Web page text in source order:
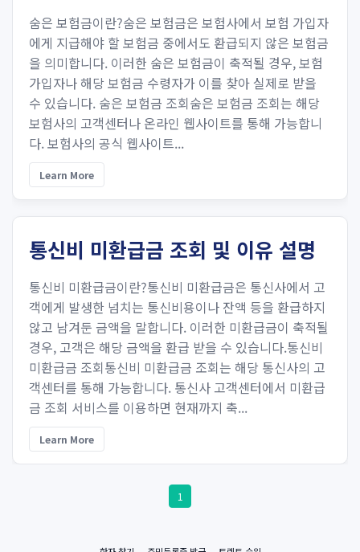
숨은 보험금이란?숨은 보험금은 보험사에서 보험 가입자
에게 지급해야 할 보험금 중에서도 환급되지 않은 보험금
을 의미합니다. 이러한 숨은 보험금이 축적될 경우, 보험
가입자나 해당 보험금 수령자가 이를 찾아 실제로 받을
수 있습니다. 숨은 보험금 조회숨은 보험금 조회는 해당
보험사의 고객센터나 온라인 웹사이트를 통해 가능합니
다. 보험사의 공식 웹사이트...
Learn More
통신비 미환급금 조회 및 이유 설명
통신비 미환급금이란?통신비 미환급금은 통신사에서 고
객에게 발생한 넘치는 통신비용이나 잔액 등을 환급하지
않고 남겨둔 금액을 말합니다. 이러한 미환급금이 축적될
경우, 고객은 해당 금액을 환급 받을 수 있습니다.통신비
미환급금 조회통신비 미환급금 조회는 해당 통신사의 고
객센터를 통해 가능합니다. 통신사 고객센터에서 미환급
금 조회 서비스를 이용하면 현재까지 축...
Learn More
1